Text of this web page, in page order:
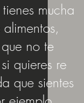
mucha
no te
quieres re
que sientes